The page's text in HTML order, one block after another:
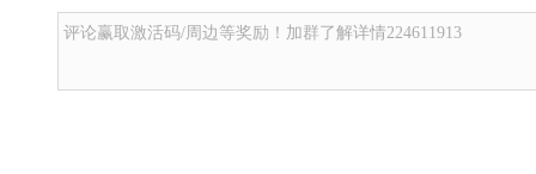
评论赢取激活码/周边等奖励！加群了解详情224611913